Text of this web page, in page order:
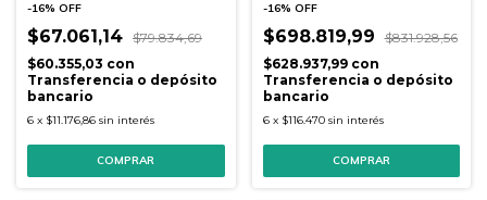
-16% OFF
$67.061,14 $79.834,69
$60.355,03 con
Transferencia o depósito
bancario
6 x $11.176,86 sin interés
-16% OFF
$698.819,99
$831.928,56
$628.937,99 con
Transferencia o depósito
bancario
6 x $116.470 sin interés